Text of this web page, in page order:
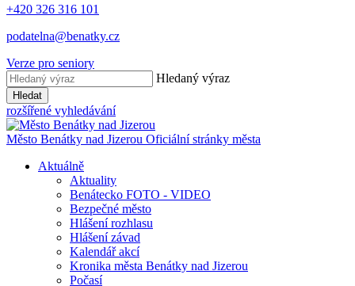
+420 326 316 101
podatelna@benatky.cz
Verze pro seniory
Hledaný výraz
Hledat
rozšířené vyhledávání
Město Benátky nad Jizerou Oficiální stránky města
Aktuálně
Aktuality
Benátecko FOTO - VIDEO
Bezpečné město
Hlášení rozhlasu
Hlášení závad
Kalendář akcí
Kronika města Benátky nad Jizerou
Počasí